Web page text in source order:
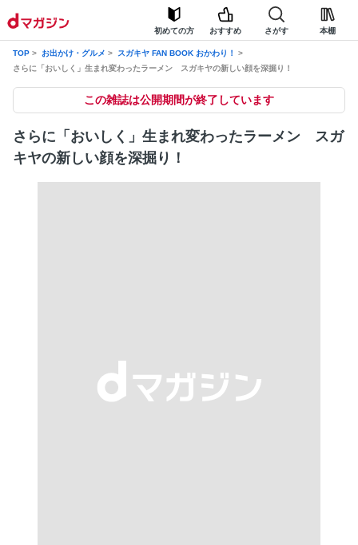
初めての方 おすすめ さがす 本棚
TOP お出かけ・グルメ
スガキヤ FAN BOOK おかわり！
さらに「おいしく」生まれ変わったラーメン スガキヤの新しい顔を深掘り！
この雑誌は公開期間が終了しています
さらに「おいしく」生まれ変わったラーメン スガ
キヤの新しい顔を深掘り！